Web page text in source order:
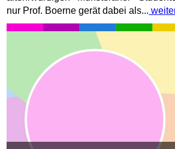
nur Prof. Boerne gerät dabei als...